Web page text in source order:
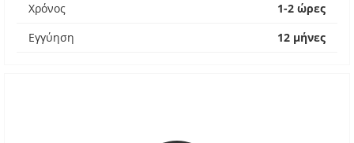
Χρόνος
1-2 ώρες
Εγγύηση
12 μήνες